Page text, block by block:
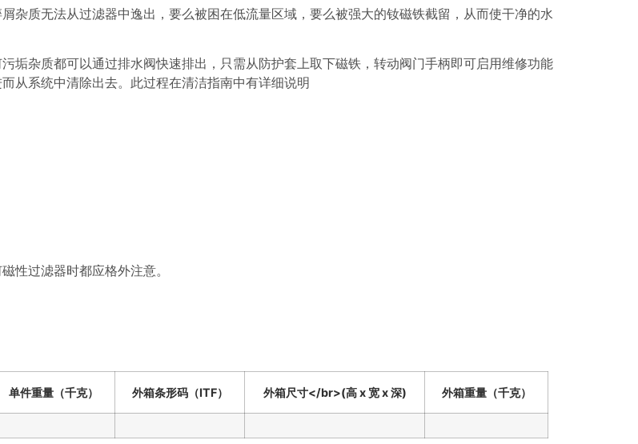
杂质无法从过滤器中逸出，要么被困在低流量区域，要么被强大的钕磁铁截留，从而使干净的水
垢杂质都可以通过排水阀快速排出，只需从防护套上取下磁铁，转动阀门手柄即可启用维修功能
从系统中清除出去。此过程在清洁指南中有详细说明
性过滤器时都应格外注意。
单件重量（千克） 外箱条形码（ITF） 外箱尺寸</br>(高 x 宽 x 深) 外箱重量（千克）